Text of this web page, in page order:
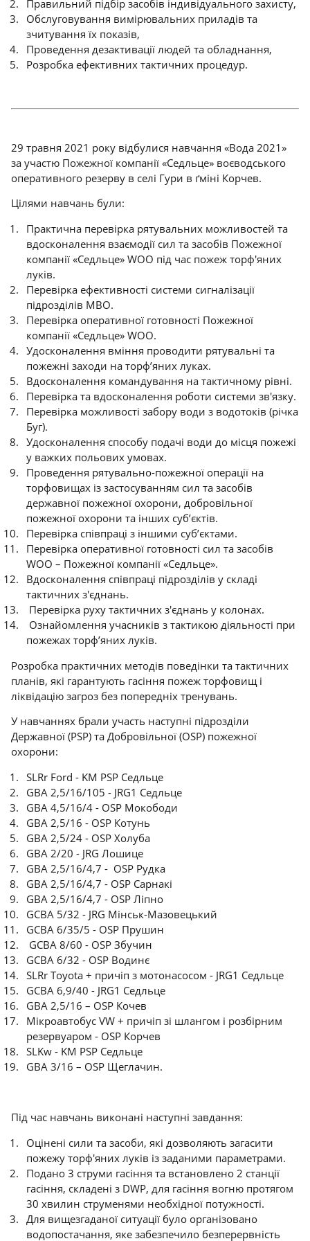
Правильний підбір засобів індивідуального захисту,
Обслуговування вимірювальних приладів та
зчитування їх показів,
Проведення дезактивації людей та обладнання,
Розробка ефективних тактичних процедур.
29 травня 2021 року відбулися навчання «Вода 2021»
за участю Пожежної компанії «Седльце» воєводського
оперативного резерву в селі Гури в ґміні Корчев.
Цілями навчань були:
Практична перевірка рятувальних можливостей та
вдосконалення взаємодії сил та засобів Пожежної
компанії «Седльце» WOO під час пожеж торф'яних
луків.
Перевірка ефективності системи сигналізації
підрозділів MBO.
Перевірка оперативної готовності Пожежної
компанії «Седльце» WOO.
Удосконалення вміння проводити рятувальні та
пожежні заходи на торф’яних луках.
Вдосконалення командування на тактичному рівні.
Перевірка та вдосконалення роботи системи зв'язку.
Перевірка можливості забору води з водотоків (річка
Буг).
Удосконалення способу подачі води до місця пожежі
у важких польових умовах.
Проведення рятувально-пожежної операції на
торфовищах із застосуванням сил та засобів
державної пожежної охорони, добровільної
пожежної охорони та інших суб’єктів.
Перевірка співпраці з іншими суб’єктами.
Перевірка оперативної готовності сил та засобів
WOO – Пожежної компанії «Седльце».
Вдосконалення співпраці підрозділів у складі
тактичних з'єднань.
Перевірка руху тактичних з'єднань у колонах.
Ознайомлення учасників з тактикою діяльності при
пожежах торф’яних луків.
Розробка практичних методів поведінки та тактичних
планів, які гарантують гасіння пожеж торфовищ і
ліквідацію загроз без попередніх тренувань.
У навчаннях брали участь наступні підрозділи
Державної (PSP) та Добровільної (OSP) пожежної
охорони:
SLRr Ford - KM PSP Седльце
GBA 2,5/16/105 - JRG1 Седльце
GBA 4,5/16/4 - OSP Мокободи
GBA 2,5/16 - OSP Котунь
GBA 2,5/24 - OSP Холуба
GBA 2/20 - JRG Лошице
GBA 2,5/16/4,7 - OSP Рудка
GBA 2,5/16/4,7 - OSP Сарнакі
GBA 2,5/16/4,7 - OSP Ліпно
GCBA 5/32 - JRG Мінськ-Мазовецький
GCBA 6/35/5 - OSP Прушин
GCBA 8/60 - OSP Збучин
GCBA 6/32 - OSP Водинє
SLRr Toyota + причіп з мотонасосом - JRG1 Седльце
GCBA 6,9/40 - JRG1 Седльце
GBA 2,5/16 – OSP Кочев
Мікроавтобус VW + причіп зі шлангом і розбірним
резервуаром - OSP Корчев
SLKw - KM PSP Седльце
GBA 3/16 – OSP Щеглачин.
Під час навчань виконані наступні завдання:
Оцінені сили та засоби, які дозволяють загасити
пожежу торф'яних луків із заданими параметрами.
Подано 3 струми гасіння та встановлено 2 станції
гасіння, складені з DWP, для гасіння вогню протягом
30 хвилин струменями необхідної потужності.
Для вищезгаданої ситуації було організовано
водопостачання, яке забезпечило безперервність